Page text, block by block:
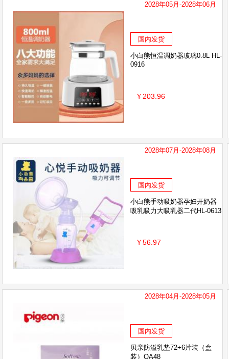
2028年05月-2028年06月
国内发货
小白熊恒温调奶器玻璃0.8L HL-
0916
￥203.96
2028年07月-2028年08月
国内发货
小白熊手动吸奶器孕妇开奶器
吸乳吸力大吸乳器二代HL-0613
￥56.97
2028年04月-2028年05月
国内发货
贝亲防溢乳垫72+6片装（盒
装）QA48